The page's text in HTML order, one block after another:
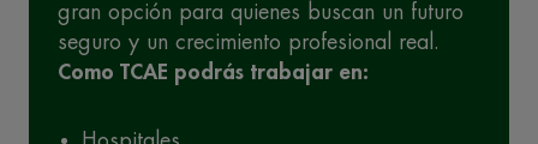
gran opción para quienes buscan un futuro
seguro y un crecimiento profesional real.
Como TCAE podrás trabajar en: